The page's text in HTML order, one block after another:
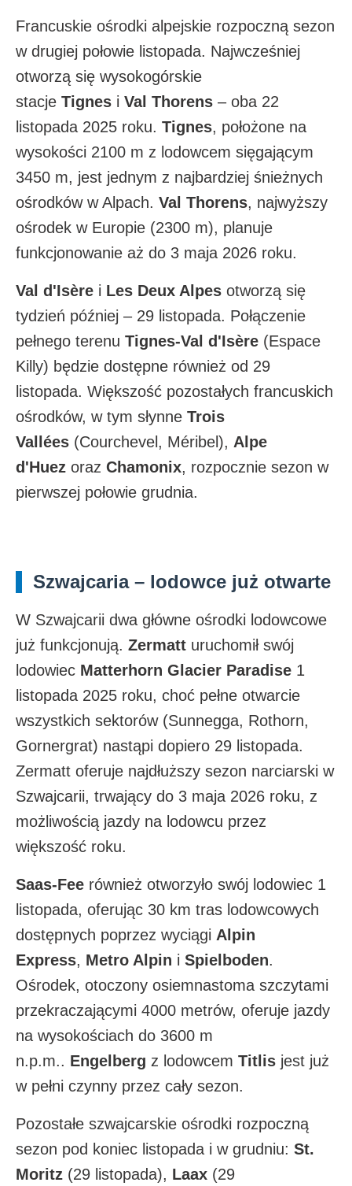
Francuskie ośrodki alpejskie rozpoczną sezon
w drugiej połowie listopada. Najwcześniej
otworzą się wysokogórskie
stacje Tignes i Val Thorens – oba 22
listopada 2025 roku. Tignes, położone na
wysokości 2100 m z lodowcem sięgającym
3450 m, jest jednym z najbardziej śnieżnych
ośrodków w Alpach. Val Thorens, najwyższy
ośrodek w Europie (2300 m), planuje
funkcjonowanie aż do 3 maja 2026 roku.​
Val d'Isère i Les Deux Alpes otworzą się
tydzień później – 29 listopada. Połączenie
pełnego terenu Tignes-Val d'Isère (Espace
Killy) będzie dostępne również od 29
listopada. Większość pozostałych francuskich
ośrodków, w tym słynne Trois
Vallées (Courchevel, Méribel), Alpe
d'Huez oraz Chamonix, rozpocznie sezon w
pierwszej połowie grudnia.​
Szwajcaria – lodowce już otwarte
W Szwajcarii dwa główne ośrodki lodowcowe
już funkcjonują. Zermatt uruchomił swój
lodowiec Matterhorn Glacier Paradise 1
listopada 2025 roku, choć pełne otwarcie
wszystkich sektorów (Sunnegga, Rothorn,
Gornergrat) nastąpi dopiero 29 listopada.
Zermatt oferuje najdłuższy sezon narciarski w
Szwajcarii, trwający do 3 maja 2026 roku, z
możliwością jazdy na lodowcu przez
większość roku.​
Saas-Fee również otworzyło swój lodowiec 1
listopada, oferując 30 km tras lodowcowych
dostępnych poprzez wyciągi Alpin
Express, Metro Alpin i Spielboden.
Ośrodek, otoczony osiemnastoma szczytami
przekraczającymi 4000 metrów, oferuje jazdy
na wysokościach do 3600 m
n.p.m.. Engelberg z lodowcem Titlis jest już
w pełni czynny przez cały sezon.​
Pozostałe szwajcarskie ośrodki rozpoczną
sezon pod koniec listopada i w grudniu: St.
Moritz (29 listopada), Laax (29